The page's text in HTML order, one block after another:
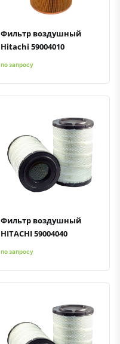
Фильтр воздушный
Hitachi 59004010
по запросу
Быстрый просмотрДобавить к сравнению
Добавить в избранное
Фильтр воздушный
HITACHI 59004040
по запросу